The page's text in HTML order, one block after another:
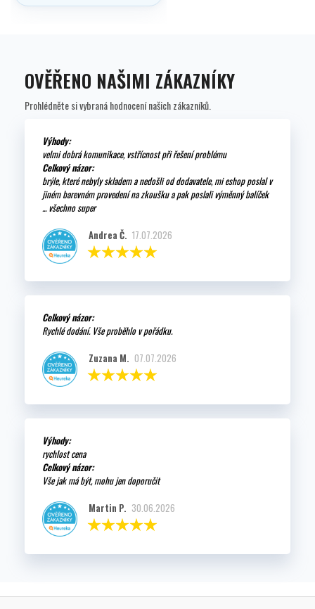
OVĚŘENO NAŠIMI ZÁKAZNÍKY
Prohlédněte si vybraná hodnocení našich zákazníků.
Výhody:
velmi dobrá komunikace, vstřícnost při řešení problému
Celkový názor:
brýle, které nebyly skladem a nedošli od dodavatele, mi eshop poslal v
jiném barevném provedení na zkoušku a pak poslali výměnný balíček
... všechno super
Andrea Č. 17.07.2026
Celkový názor:
Rychlé dodání. Vše proběhlo v pořádku.
Zuzana M. 07.07.2026
Výhody:
rychlost cena
Celkový názor:
Vše jak má být, mohu jen doporučit
Martin P. 30.06.2026